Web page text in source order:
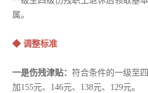
属。
◆ 调整标准
一是伤残津贴： 符合条件的一级至
加155元、146元、138元、129元。